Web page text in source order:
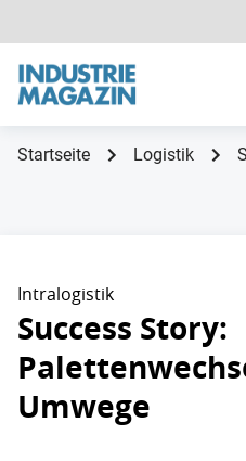
Startseite Logistik
Intralogistik
Success Story:
Umwege